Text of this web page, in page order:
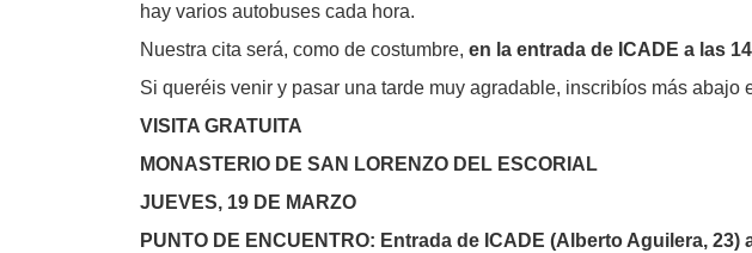
hay varios autobuses cada hora.
Nuestra cita será, como de costumbre, en la entrada de ICADE a las
Si queréis venir y pasar una tarde muy agradable, inscribíos más abajo
VISITA GRATUITA
MONASTERIO DE SAN LORENZO DEL ESCORIAL
JUEVES, 19 DE MARZO
PUNTO DE ENCUENTRO: Entrada de ICADE (Alberto Aguilera,